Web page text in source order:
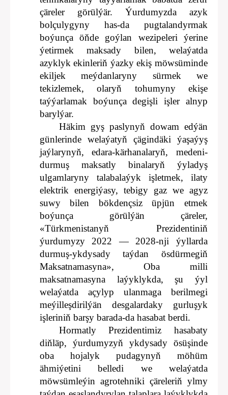
çäreler görülýär. Ýurdumyzda azyk
bolçulygyny has-da pugtalandyrmak
boýunça öňde goýlan wezipeleri ýerine
ýetirmek maksady bilen, welaýatda
azyklyk ekinleriň ýazky ekiş möwsüminde
ekiljek meýdanlaryny sürmek we
tekizlemek, olaryň tohumyny ekişe
taýýarlamak boýunça degişli işler alnyp
barylýar.
Häkim gyş paslynyň dowam edýän
günlerinde welaýatyň çägindäki ýaşaýyş
jaýlarynyň, edara-kärhanalaryň, medeni-
durmuş maksatly binalaryň ýyladyş
ulgamlaryny talabalaýyk işletmek, ilaty
elektrik energiýasy, tebigy gaz we agyz
suwy bilen bökdençsiz üpjün etmek
boýunça görülýän çäreler,
«Türkmenistanyň Prezidentiniň
ýurdumyzy 2022 — 2028-nji ýyllarda
durmuş-ykdysady taýdan ösdürmegiň
Maksatnamasyna», Oba milli
maksatnamasyna laýyklykda, şu ýyl
welaýatda açylyp ulanmaga berilmegi
meýilleşdirilýän desgalardaky gurluşyk
işleriniň barşy barada-da hasabat berdi.
Hormatly Prezidentimiz hasabaty
diňläp, ýurdumyzyň ykdysady ösüşinde
oba hojalyk pudagynyň möhüm
ähmiýetini belledi we welaýatda
möwsümleýin agrotehniki çäreleriň ylmy